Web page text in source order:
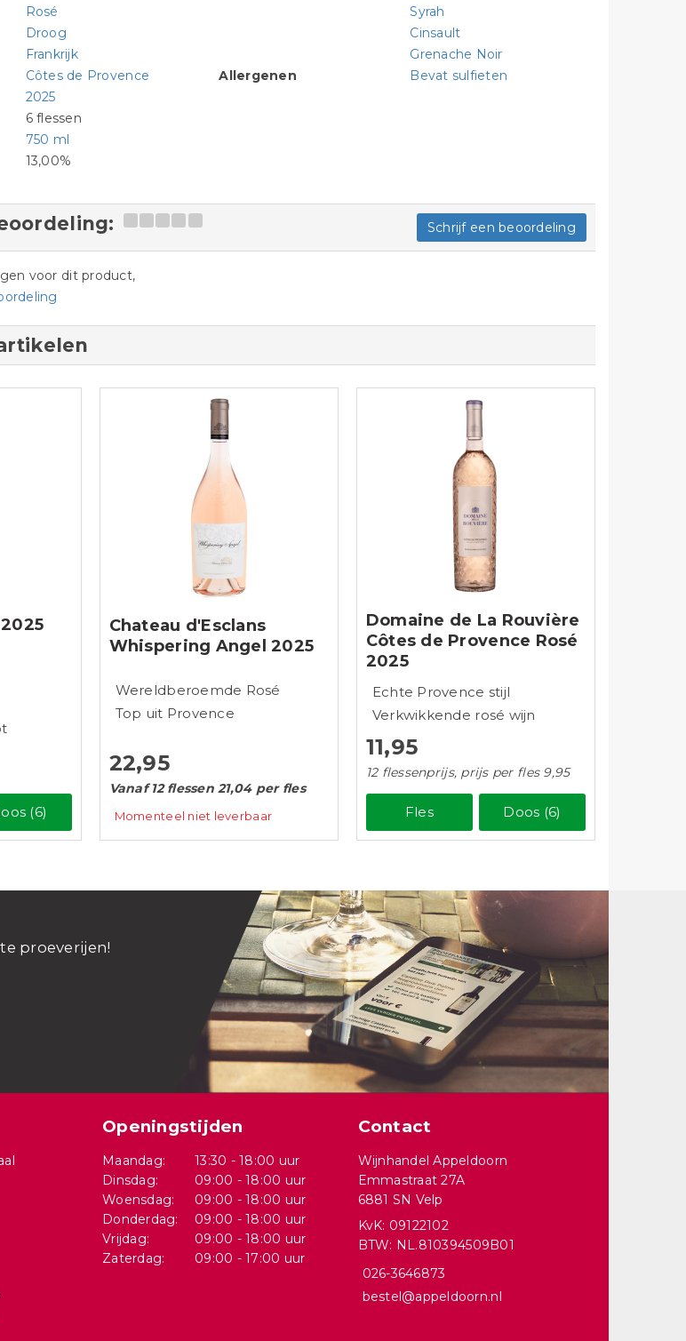
Rosé
Droog
Frankrijk
Côtes de Provence
2025
6 flessen
750 ml
13,00%
Syrah
Cinsault
Grenache Noir
Allergenen
Bevat sulfieten
Schrijf een beoordeling
voor dit product,
(6)
Chateau d'Esclans
Whispering Angel 2025
Wereldberoemde Rosé
Top uit Provence
22,95
Vanaf 12 flessen 21,04 per fles
Momenteel niet leverbaar
Domaine de La Rouvière
Côtes de Provence Rosé
2025
Echte Provence stijl
Verkwikkende rosé wijn
11,95
12 flessenprijs, prijs per fles 9,95
Fles Doos (6)
proeverijen!
Openingstijden
Maandag:
13:30 - 18:00 uur
Dinsdag:
09:00 - 18:00 uur
Woensdag:
09:00 - 18:00 uur
Donderdag:
09:00 - 18:00 uur
Vrijdag:
09:00 - 18:00 uur
Zaterdag:
09:00 - 17:00 uur
Contact
Wijnhandel Appeldoorn
Emmastraat 27A
6881 SN Velp
KvK: 09122102
BTW: NL.810394509B01
026-3646873
bestel@appeldoorn.nl